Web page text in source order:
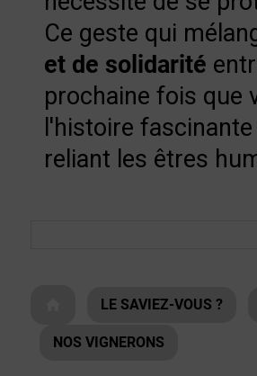
LE SAVIEZ-VOUS ?
NOS VIGNERONS
Ce geste qui
et de solidarité
prochaine fois que
l'histoire
reliant les êtres